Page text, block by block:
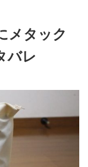
メタック
バレ